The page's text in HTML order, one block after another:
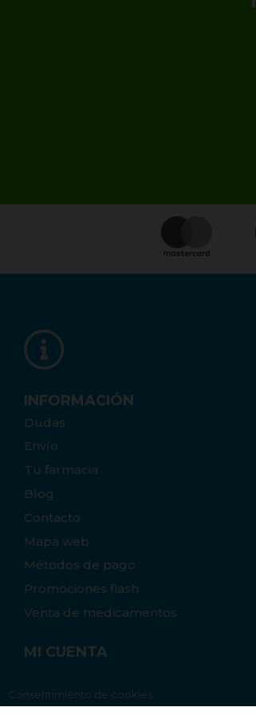
INFORMACIÓN
Dudas
Envío
Tu farmacia
Blog
Contacto
Mapa web
Métodos de pago
Promociones flash
Venta de medicamentos
MI CUENTA
Consentimiento de cookies